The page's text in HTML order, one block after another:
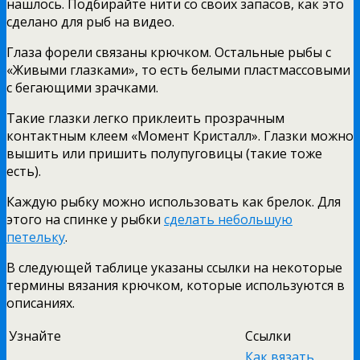
нашлось. Подбирайте нити со своих запасов, как это
сделано для рыб на видео.
Глаза форели связаны крючком. Остальные рыбы с
«Живыми глазками», то есть белыми пластмассовыми
с бегающими зрачками.
Такие глазки легко приклеить прозрачным
контактным клеем «Момент Кристалл». Глазки можно
вышить или пришить полупуговицы (такие тоже
есть).
Каждую рыбку можно использовать как брелок. Для
этого на спинке у рыбки сделать небольшую
петельку.
В следующей таблице указаны ссылки на некоторые
термины вязания крючком, которые используются в
описаниях.
Узнайте
Ссылки